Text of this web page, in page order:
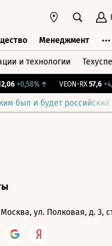
Менеджмент
и технологии
+0,58%↑ VEON-RX 57,6
был и будет
Москва, ул. Полковая, д. 3,